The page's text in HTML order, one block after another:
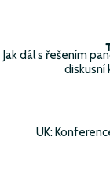
Jak dál s řešením
diskusní
UK: